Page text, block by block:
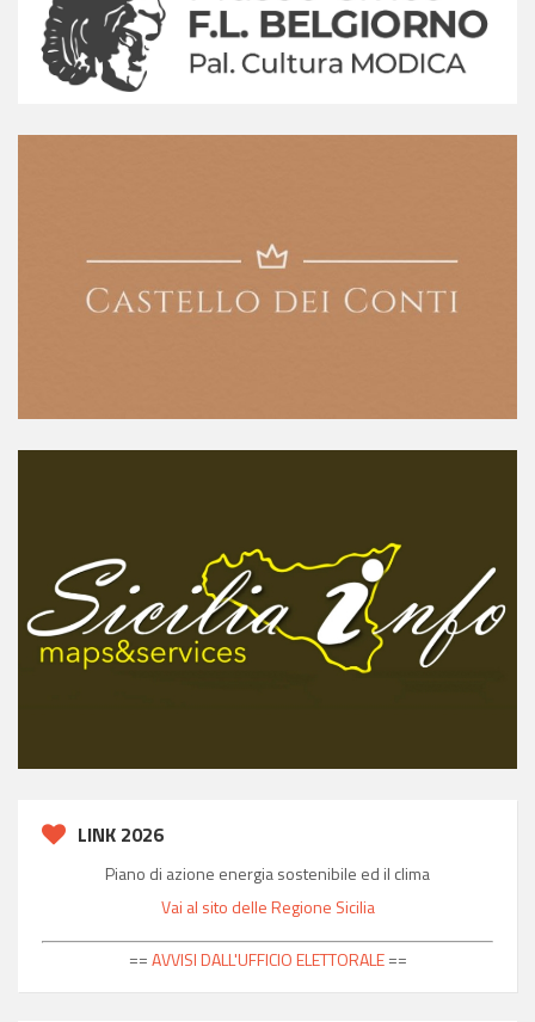
LINK 2026
Piano di azione energia sostenibile ed il clima
Vai al sito delle Regione Sicilia
==AVVISI DALL'UFFICIO ELETTORALE==